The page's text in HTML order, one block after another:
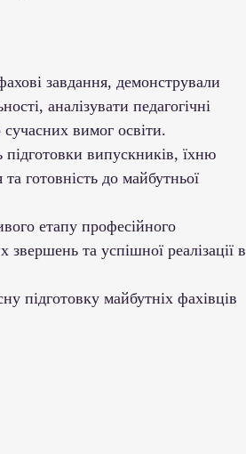
завдання, демонстрували
аналізувати педагогічні
вимог освіти.
підготовки випускників, їхню
готовність до майбутньої
етапу професійного
та успішної реалізації в
підготовку майбутніх фахівців